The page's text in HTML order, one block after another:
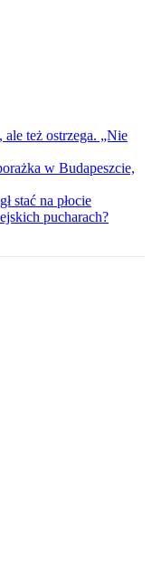
ale też ostrzega. „Nie
w Budapeszcie,
stać na płocie
pucharach?